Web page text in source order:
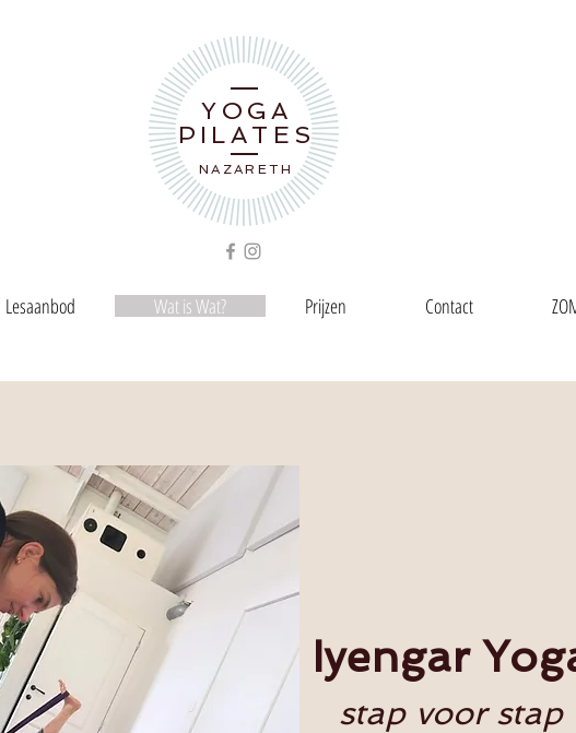
NAZARETH
YOGA
PILATES
Lesaanbod Wat is Wat? Prijzen Contact
Iyengar
stap voor stap